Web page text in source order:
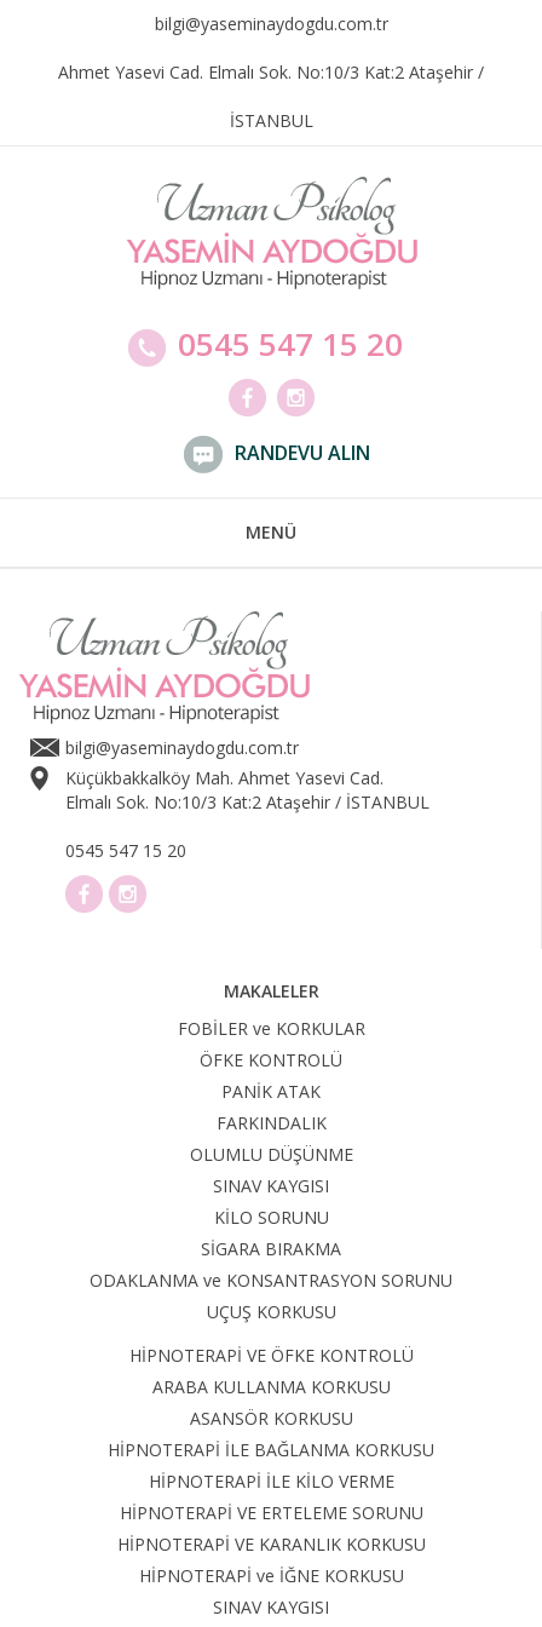
bilgi@yaseminaydogdu.com.tr
Ahmet Yasevi Cad. Elmalı Sok. No:10/3 Kat:2 Ataşehir /
İSTANBUL
0545 547 15 20
RANDEVU ALIN
MENÜ
bilgi@yaseminaydogdu.com.tr
Küçükbakkalköy Mah. Ahmet Yasevi Cad.
Elmalı Sok. No:10/3 Kat:2 Ataşehir / İSTANBUL
0545 547 15 20
MAKALELER
FOBİLER ve KORKULAR
ÖFKE KONTROLÜ
PANİK ATAK
FARKINDALIK
OLUMLU DÜŞÜNME
SINAV KAYGISI
KİLO SORUNU
SİGARA BIRAKMA
ODAKLANMA ve KONSANTRASYON SORUNU
UÇUŞ KORKUSU
HİPNOTERAPİ VE ÖFKE KONTROLÜ
ARABA KULLANMA KORKUSU
ASANSÖR KORKUSU
HİPNOTERAPİ İLE BAĞLANMA KORKUSU
HİPNOTERAPİ İLE KİLO VERME
HİPNOTERAPİ VE ERTELEME SORUNU
HİPNOTERAPİ VE KARANLIK KORKUSU
HİPNOTERAPİ ve İĞNE KORKUSU
SINAV KAYGISI